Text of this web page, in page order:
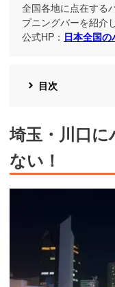
全国各地に点在する
プニングバーを紹介
公式HP： 日本全国の
目次
埼玉・川口
ない！